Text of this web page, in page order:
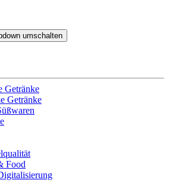
umschalten
Getränke
Getränke
Food